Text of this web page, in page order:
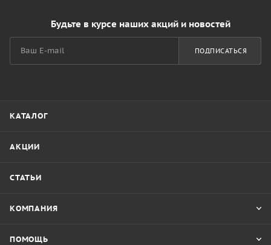
Будьте в курсе наших акций и новостей
ПОДПИСАТЬСЯ
КАТАЛОГ
АКЦИИ
СТАТЬИ
КОМПАНИЯ
ПОМОЩЬ